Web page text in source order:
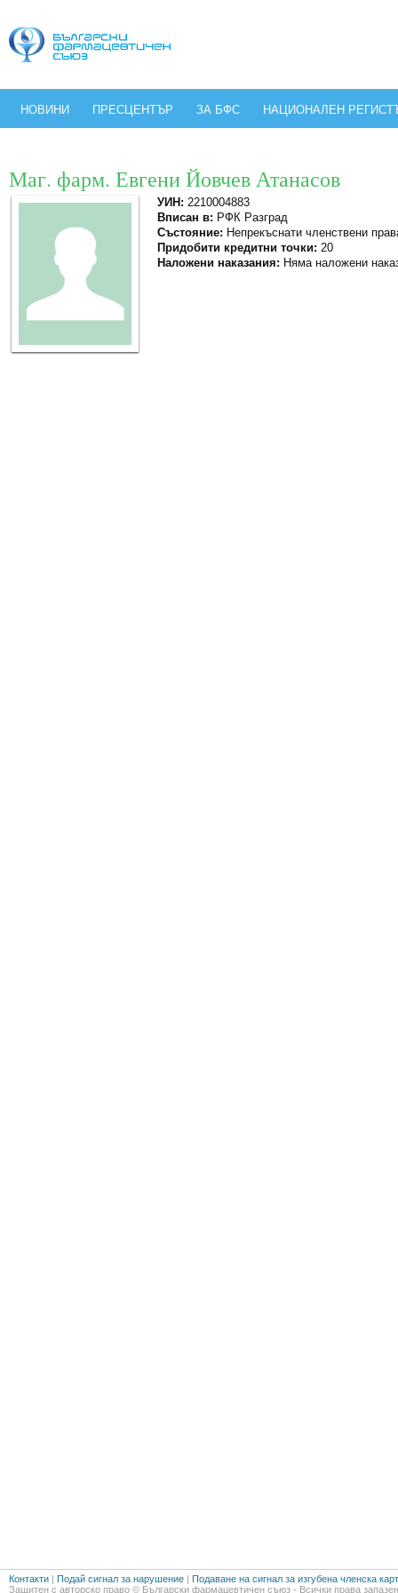
НОВИНИ ПРЕСЦЕНТЪР ЗА БФС НАЦИОНАЛЕН
Маг. фарм. Евгени Йовчев Атанасов
УИН: 2210004883
Вписан в: РФК Разград
Състояние: Непрекъснати членствени
Придобити кредитни точки: 20
Наложени наказания: Няма наложени
Контакти | Подай сигнал за нарушение | Подаване на сигнал за изгубена членска
Защитен с авторско право © Български фармацевтичен съюз - Всички права